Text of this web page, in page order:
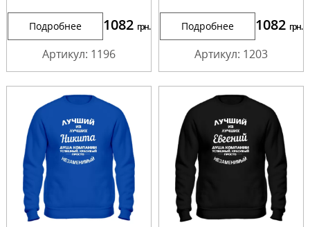
Подробнее 1082 грн.
Артикул: 1196
Подробнее 1082 грн.
Артикул: 1203